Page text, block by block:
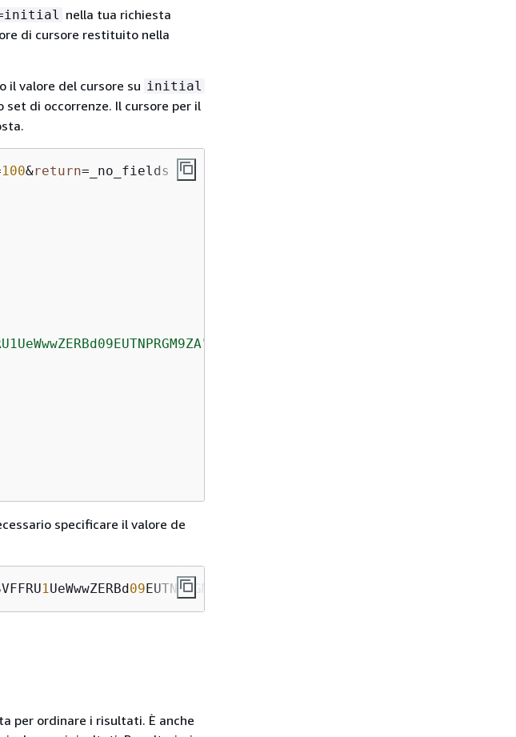
nella tua richiesta
di cursore restituito nella
il valore del cursore su initial
di occorrenze. Il cursore per il
100&return
specificare il valore de
1 UeWwwZERBd09EUTNPRGM
per ordinare i risultati. È anche